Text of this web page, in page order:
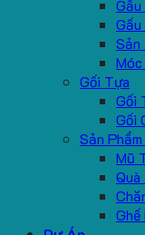
Gấu
Sản
Móc
Gối Tựa
Gối
Gối
Sản
Mũ
Ghế